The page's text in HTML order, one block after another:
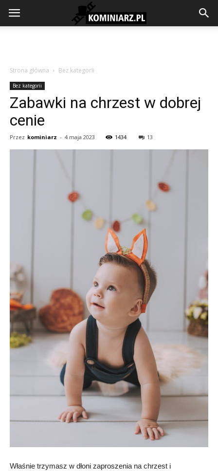
Strona główna Bez kategorii
Bez kategorii
Zabawki na chrzest w dobrej
cenie
Przez kominiarz - 4 maja 2023 1434 13
Właśnie trzymasz w dłoni zaproszenia na chrzest i